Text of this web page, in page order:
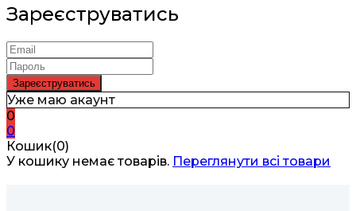
Зареєструватись
Уже маю акаунт
0
0
Кошик(0)
У кошику немає товарів. Переглянути всі товари